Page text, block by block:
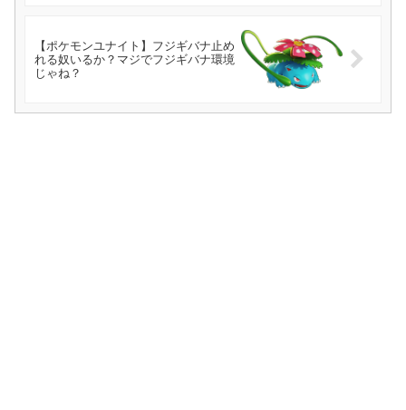
【ポケモンユナイト】フジギバナ止め
れる奴いるか？マジでフジギバナ環境
じゃね？